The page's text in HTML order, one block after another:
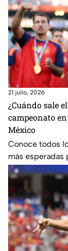
21 julio, 2026
¿Cuándo sale
campeonato
México
Conoce todos
más